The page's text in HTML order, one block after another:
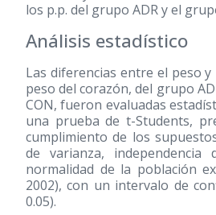
los p.p. del grupo ADR y el
Análisis estadístico
Las diferencias entre el peso
peso del corazón, del grupo
CON, fueron evaluadas
una prueba de t-Students,
cumplimiento de los
de varianza,
normalidad de la población
2002), con un intervalo de
0.05).